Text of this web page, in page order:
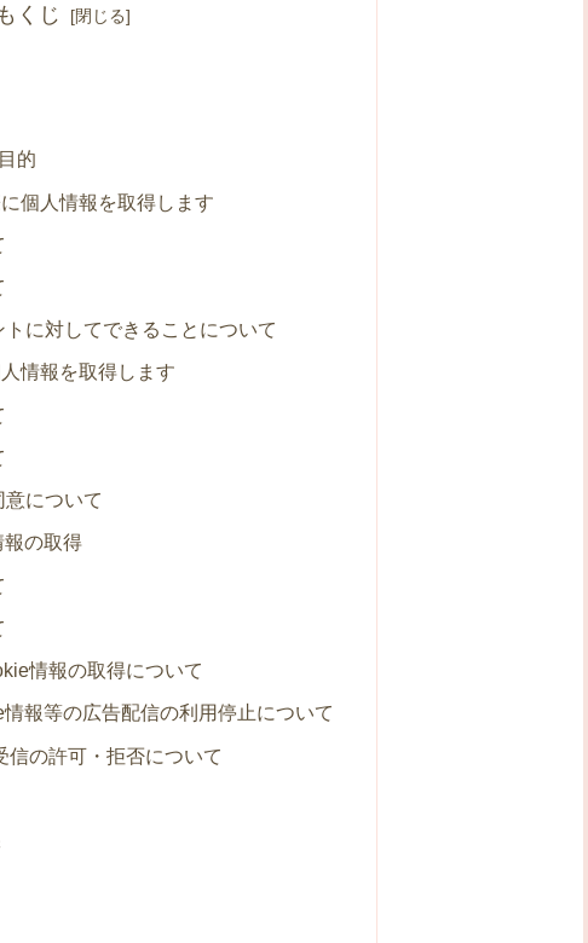
もくじ
的
個人情報を取得します
に対してできることについて
情報を取得します
について
の取得
情報の取得について
報等の広告配信の利用停止について
信の許可・拒否について